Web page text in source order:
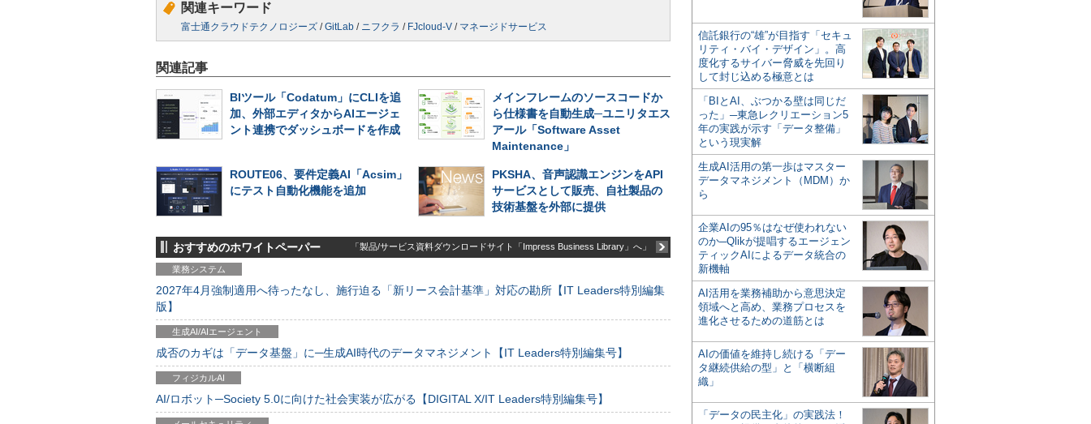
関連キーワード
富士通クラウドテクノロジーズ /GitLab / ニフクラ / FJcloud-V / マネージドサービス
関連記事
BIツール「Codatum」にCLIを追
加、外部エディタからAIエージェ
ント連携でダッシュボードを作成
メインフレームのソースコードか
ら仕様書を自動生成─ユニリタエス
アール「Software Asset
Maintenance」
ROUTE06、要件定義AI「Acsim」
にテスト自動化機能を追加
PKSHA、音声認識エンジンをAPI
サービスとして販売、自社製品の
技術基盤を外部に提供
おすすめのホワイトペーパー 「製品/サービス資料ダウンロードサイト「Impress Business Library」へ」
業務システム
2027年4月強制適用へ待ったなし、施行迫る「新リース会計基準」対応の勘所【IT Leaders特別編集
版】
生成AI/AIエージェント
成否のカギは「データ基盤」に─生成AI時代のデータマネジメント【IT Leaders特別編集号】
フィジカルAI
AI/ロボット─Society 5.0に向けた社会実装が広がる【DIGITAL X/IT Leaders特別編集号】
信託銀行の“雄”が目指す「セキュ
リティ・バイ・デザイン」。高
度化するサイバー脅威を先回り
して封じ込める極意とは
「BIとAI、ぶつかる壁は同じだ
った」─東急レクリエーション5
年の実践が示す「データ整備」
という現実解
生成AI活用の第一歩はマスター
データマネジメント（MDM）か
ら
企業AIの95％はなぜ使われない
のか─Qlikが提唱するエージェン
ティックAIによるデータ統合の
新機軸
AI活用を業務補助から意思決定
領域へと高め、業務プロセスを
進化させるための道筋とは
AIの価値を維持し続ける「デー
タ継続供給の型」と「横断組
織」
「データの民主化」の実践法！